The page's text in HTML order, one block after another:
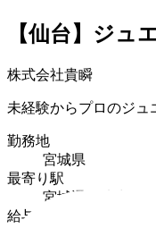
【仙台】ジュ
株式会社貴瞬
未経験からプロのジュ
勤務地
宮城県
最寄り駅
宮城通駅徒歩7分
給与